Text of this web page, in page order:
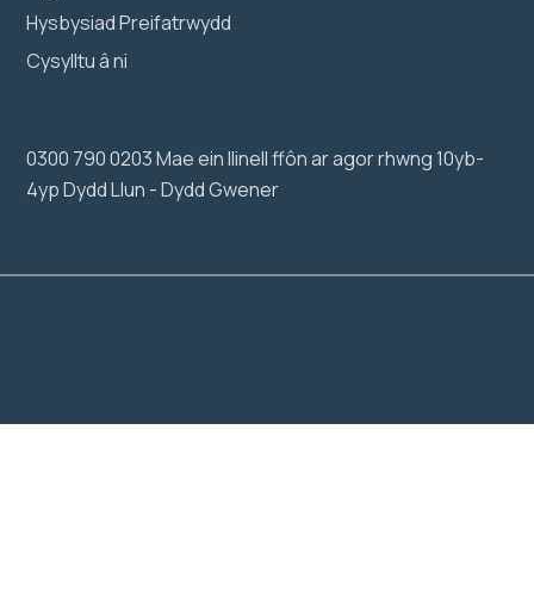
Hysbysiad Preifatrwydd
Cysylltu â ni
0300 790 0203 Mae ein llinell ffôn ar agor rhwng 10yb-
4yp Dydd Llun - Dydd Gwener